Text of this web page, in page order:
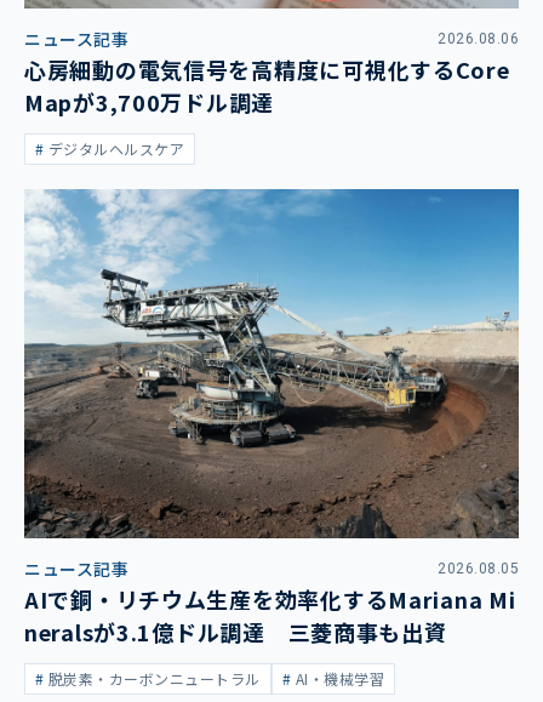
ニュース記事 2026.08.06
心房細動の電気信号を高精度に可視化するCore
Mapが3,700万ドル調達
デジタルヘルスケア
ニュース記事 2026.08.05
AIで銅・リチウム生産を効率化するMariana Mi
neralsが3.1億ドル調達 三菱商事も出資
脱炭素・カーボンニュートラル AI・機械学習